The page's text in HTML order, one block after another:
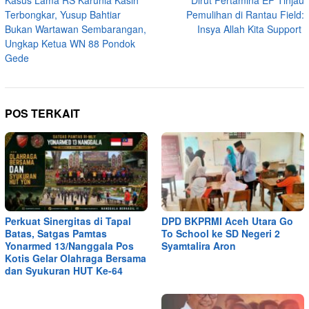
pos
Terbongkar, Yusup Bahtiar
Bukan Wartawan Sembarangan,
Ungkap Ketua WN 88 Pondok
Gede
Pemulihan di Rantau Field:
Insya Allah Kita Support
POS TERKAIT
Perkuat Sinergitas di Tapal
Batas, Satgas Pamtas
Yonarmed 13/Nanggala Pos
Kotis Gelar Olahraga Bersama
dan Syukuran HUT Ke-64
DPD BKPRMI Aceh Utara Go
To School ke SD Negeri 2
Syamtalira Aron